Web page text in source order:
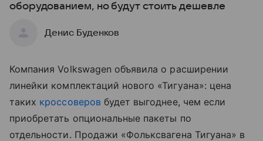
оборудованием, но будут стоить дешевле
Денис Буденков
Компания Volkswagen объявила о расширении
линейки комплектаций нового «Тигуана»: цена
таких кроссоверов будет выгоднее, чем если
приобретать опциональные пакеты по
отдельности. Продажи «Фольксвагена Тигуана» в